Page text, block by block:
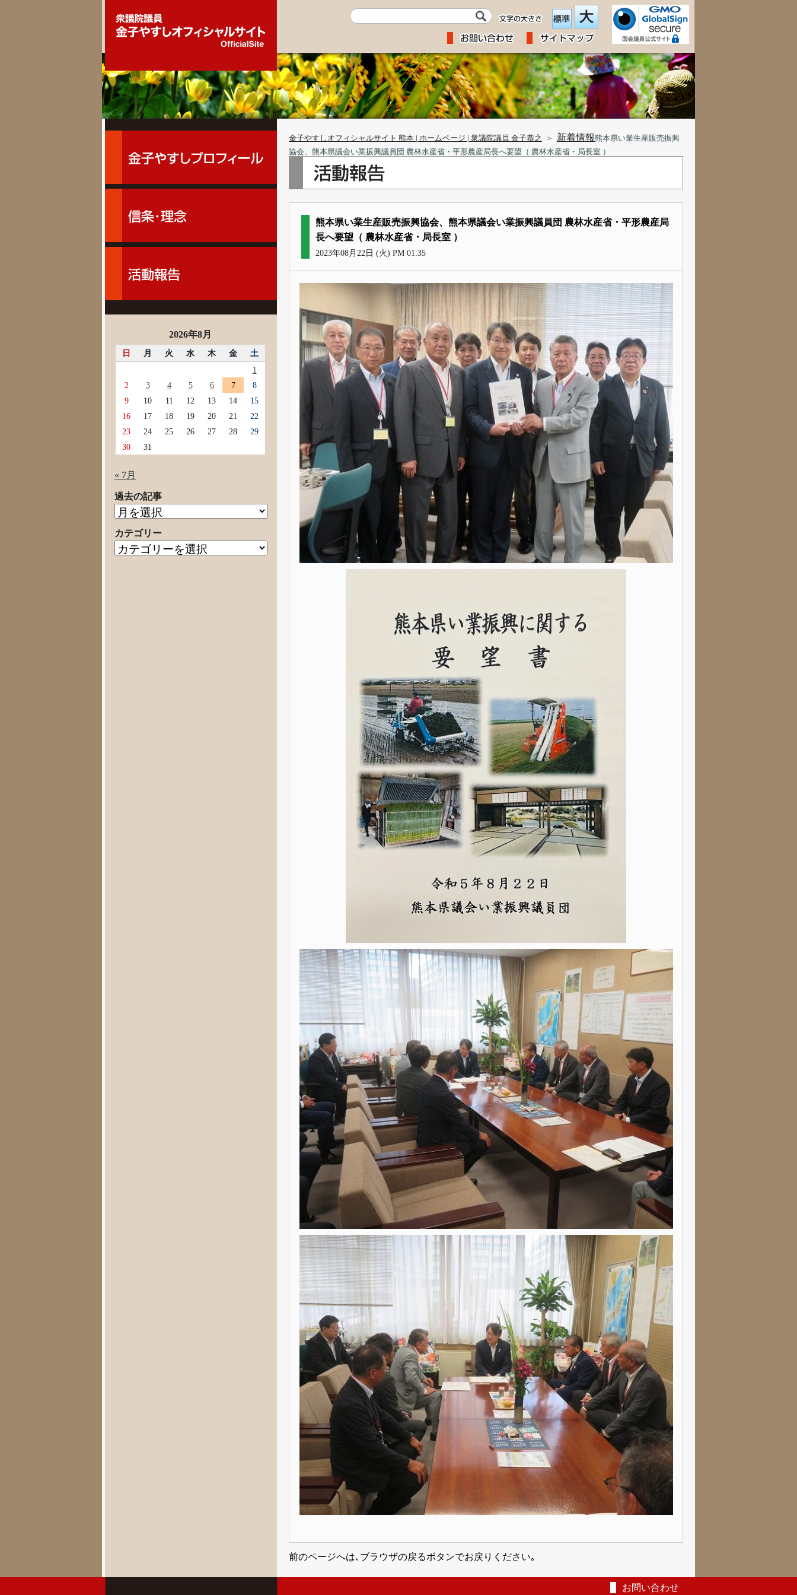
金子やすしオフィシャルサイト 熊本 | ホームページ | 衆議院議員 金子恭之 ＞ 新着情報 熊本県い業生産販売振興
協会、熊本県議会い業振興議員団 農林水産省・平形農産局長へ要望（ 農林水産省・局長室 ）
熊本県い業生産販売振興協会、熊本県議会い業振興議員団 農林水産省・平形農産局
長へ要望（ 農林水産省・局長室 ）
2023年08月22日 (火) PM 01:35
前のページへは､ブラウザの戻るボタンでお戻りください｡
2026年8月
日 月 火 水 木 金
土
1
2
3 4 5 6 7
8
9
10 11 12 13 14
15
16
17 18 19 20 21
22
23
24 25 26 27 28
29
30
31
« 7月
過去の記事
過
の
記
カテゴリー
カ
お問い合わせ